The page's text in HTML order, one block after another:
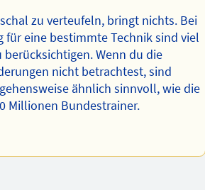
zu verteufeln, bringt nichts. Bei
für eine bestimmte Technik sind viel
berücksichtigen. Wenn du die
nicht betrachtest, sind
ähnlich sinnvoll, wie die
Millionen Bundestrainer.